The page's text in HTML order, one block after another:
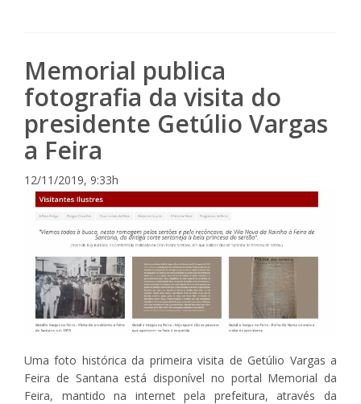
Memorial publica
fotografia da visita do
presidente Getúlio Vargas
a Feira
12/11/2019, 9:33h
Uma foto histórica da primeira visita de Getúlio Vargas a
Feira de Santana está disponível no portal Memorial da
Feira, mantido na internet pela prefeitura, através da